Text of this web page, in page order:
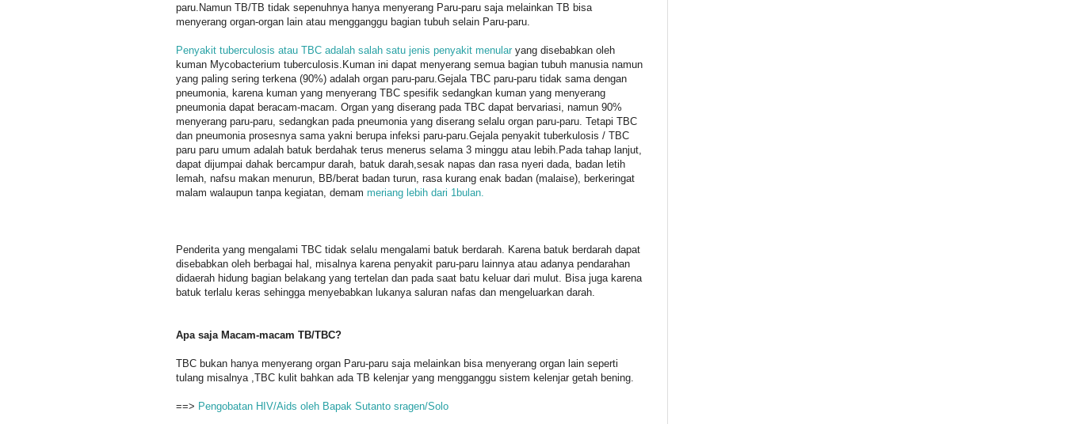
paru.Namun TB/TB tidak sepenuhnya hanya menyerang Paru-paru saja melainkan TB bisa
menyerang organ-organ lain atau mengganggu bagian tubuh selain Paru-paru.
Penyakit tuberculosis atau TBC adalah salah satu jenis penyakit menular yang disebabkan oleh
kuman Mycobacterium tuberculosis.Kuman ini dapat menyerang semua bagian tubuh manusia namun
yang paling sering terkena (90%) adalah organ paru-paru.Gejala TBC paru-paru tidak sama dengan
pneumonia, karena kuman yang menyerang TBC spesifik sedangkan kuman yang menyerang
pneumonia dapat beracam-macam. Organ yang diserang pada TBC dapat bervariasi, namun 90%
menyerang paru-paru, sedangkan pada pneumonia yang diserang selalu organ paru-paru. Tetapi TBC
dan pneumonia prosesnya sama yakni berupa infeksi paru-paru.Gejala penyakit tuberkulosis / TBC
paru paru umum adalah batuk berdahak terus menerus selama 3 minggu atau lebih.Pada tahap lanjut,
dapat dijumpai dahak bercampur darah, batuk darah,sesak napas dan rasa nyeri dada, badan letih
lemah, nafsu makan menurun, BB/berat badan turun, rasa kurang enak badan (malaise), berkeringat
malam walaupun tanpa kegiatan, demam meriang lebih dari 1bulan.
Penderita yang mengalami TBC tidak selalu mengalami batuk berdarah. Karena batuk berdarah dapat
disebabkan oleh berbagai hal, misalnya karena penyakit paru-paru lainnya atau adanya pendarahan
didaerah hidung bagian belakang yang tertelan dan pada saat batu keluar dari mulut. Bisa juga karena
batuk terlalu keras sehingga menyebabkan lukanya saluran nafas dan mengeluarkan darah.
Apa saja Macam-macam TB/TBC?
TBC bukan hanya menyerang organ Paru-paru saja melainkan bisa menyerang organ lain seperti
tulang misalnya ,TBC kulit bahkan ada TB kelenjar yang mengganggu sistem kelenjar getah bening.
==> Pengobatan HIV/Aids oleh Bapak Sutanto sragen/Solo